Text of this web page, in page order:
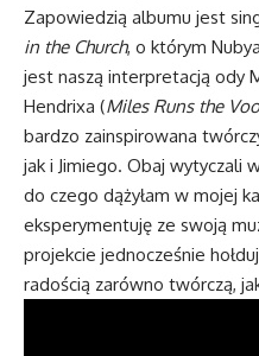
Zapowiedzią albumu jest
in the Church, o którym
jest naszą interpretacją ody
Hendrixa (Miles Runs the
bardzo zainspirowana
jak i Jimiego. Obaj wytyczali
do czego dążyłam w mojej
eksperymentuję ze swoją
projekcie jednocześnie
radością zarówno twórczą,